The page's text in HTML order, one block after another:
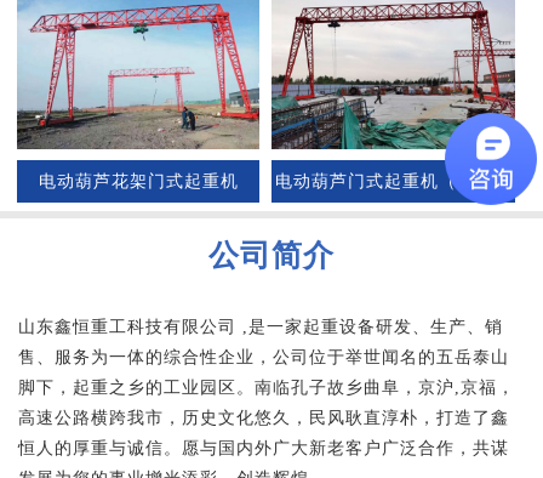
电动葫芦花架门式起重机 电动葫芦门式起重机（花架）
公司简介
山东鑫恒重工科技有限公司 ,是一家起重设备研发、生产、销
售、服务为一体的综合性企业，公司位于举世闻名的五岳泰山
脚下，起重之乡的工业园区。南临孔子故乡曲阜，京沪,京福，
高速公路横跨我市，历史文化悠久，民风耿直淳朴，打造了鑫
恒人的厚重与诚信。愿与国内外广大新老客户广泛合作，共谋